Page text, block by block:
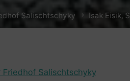
Salischtschyky Isak Eisik,
Salischtschyky